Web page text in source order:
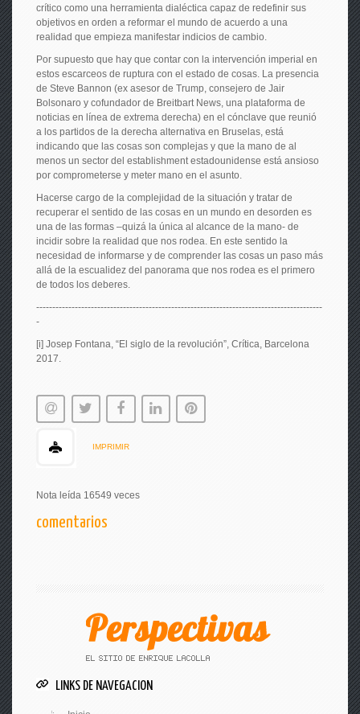
crítico como una herramienta dialéctica capaz de redefinir sus
objetivos en orden a reformar el mundo de acuerdo a una
realidad que empieza manifestar indicios de cambio.
Por supuesto que hay que contar con la intervención imperial en
estos escarceos de ruptura con el estado de cosas. La presencia
de Steve Bannon (ex asesor de Trump, consejero de Jair
Bolsonaro y cofundador de Breitbart News, una plataforma de
noticias en línea de extrema derecha) en el cónclave que reunió
a los partidos de la derecha alternativa en Bruselas, está
indicando que las cosas son complejas y que la mano de al
menos un sector del establishment estadounidense está ansioso
por comprometerse y meter mano en el asunto.
Hacerse cargo de la complejidad de la situación y tratar de
recuperar el sentido de las cosas en un mundo en desorden es
una de las formas –quizá la única al alcance de la mano- de
incidir sobre la realidad que nos rodea. En este sentido la
necesidad de informarse y de comprender las cosas un paso más
allá de la escualidez del panorama que nos rodea es el primero
de todos los deberes.
-----------------------------------------------------------------------------------------
-
[i] Josep Fontana, “El siglo de la revolución”, Crítica, Barcelona
2017.
IMPRIMIR
Nota leída 16549 veces
comentarios
LINKS DE NAVEGACION